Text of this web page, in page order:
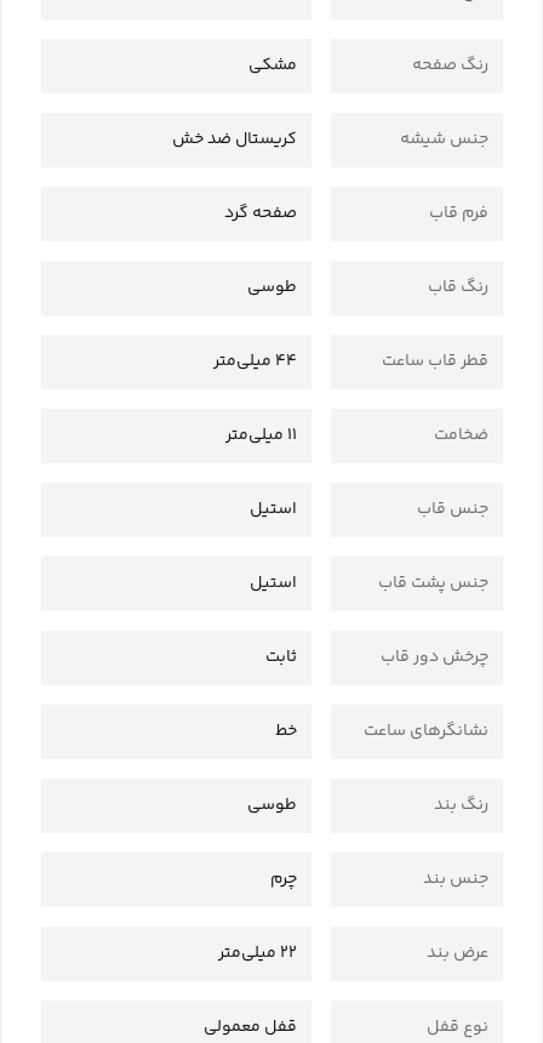
رنگ صفحه مشکی
جنس شیشه کریستال ضد خش
فرم قاب صفحه گرد
رنگ قاب طوسی
قطر قاب ساعت 44 میلی‌متر
ضخامت 11 میلی‌متر
جنس قاب استیل
جنس پشت قاب استیل
چرخش دور قاب ثابت
نشانگرهای ساعت خط
رنگ بند طوسی
جنس بند چرم
عرض بند 22 میلی‌متر
نوع قفل قفل معمولی